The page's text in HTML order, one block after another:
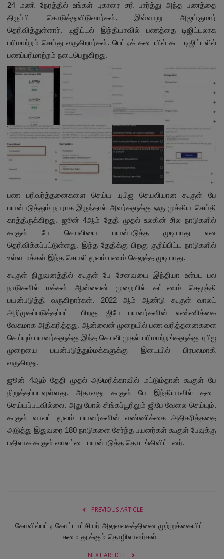
24 மணி நேரத்தில் உங்கள் புகாரை சரி பார்த்து அந்த பணத்தை
திருப்பி கொடுத்துவிடுவார்கள். இவ்வாறு அஜய்குமார்
தெரிவித்துள்ளார். டிஜிட்டல் இந்தியாவில் பணத்தை டிஜிட்டலாக
பரிமாற்றம் செய்து வருகிறார்கள். பெட்டிக் கடையில் கூட டிஜிட்டலில்
பணப்பரிமாற்றம் நடைபெறுகிறது.
பண பரிவர்த்தனைகளை செய்ய யுபிஐ செயலியான கூகுள் பே
பயன்படுத்தும் நபராக இருந்தால் அவர்களுக்கு ஒரு முக்கிய செய்தி
காத்திருக்கிறது. ஜூன் 4ஆம் தேதி முதல் உலகின் சில நாடுகளில்
கூகுள் பே செயலியை பயன்படுத்த முடியாது என
தெரிவிக்கப்பட்டுள்ளது. இந்த தேதிக்கு பிறகு குறிப்பிட்ட நாடுகளில்
உள்ள மக்கள் இந்த செயலி மூலம் பணம் செலுத்த முடியாது.
கூகுள் நிறுவனத்தில் கூகுள் பே சேவையை இந்தியா உள்பட பல
நாடுகளில் மக்கள் ஆன்லைன் முறையில் கட்டணம் செலுத்தி
பயன்படுத்தி வருகிறார்கள். 2022 ஆம் ஆண்டு கூகுள் வாலட்
அறிமுகப்படுத்தப்பட்ட பிறகு ஜிபே பயனர்களின் எண்ணிக்கை
வேகமாக அதிகரித்தது. ஆன்லைன் முறையில் பண வரித்தனைகளை
செய்யும் பயனர்களுக்கு இந்த செயலி முதல் பரிமாற்றங்களுக்கு யுபிஐ
முறையை பயன்படுத்தும்மக்களுக்கு இடையில் பிரபலமாகி
வருகிறது.
ஜூன் 4ஆம் தேதி முதல் அமெரிக்காவில் மட்டும்தான் கூகுள் பே
நிறுத்தப்படவுள்ளது. அதாவது கூகுள் பே இந்தியாவில் தடை
செய்யப்படவில்லை. அது போல் சிங்கப்பூரிலும் ஜிபே வேலை செய்யும்.
கூகுள் வாலட் மூலம் பயனர்களின் எண்ணிக்கை அதிகரித்ததை
அடுத்து இதுவரை 180 நாடுகளை சேர்ந்த பயனர்கள் கூகுள் பேவுக்கு
பதிலாக கூகுள் வாலட்டை பயன்படுத்த தொடங்கிவிட்டனர்.
PREVIOUS ARTICLE
கோவில்பட்டி கோட்டாட்சியர் அலுவலகத்தினை முற்றுக்கையிட்ட
சுமை தூக்கும் தொழிலாளர்கள்...
NEXT ARTICLE